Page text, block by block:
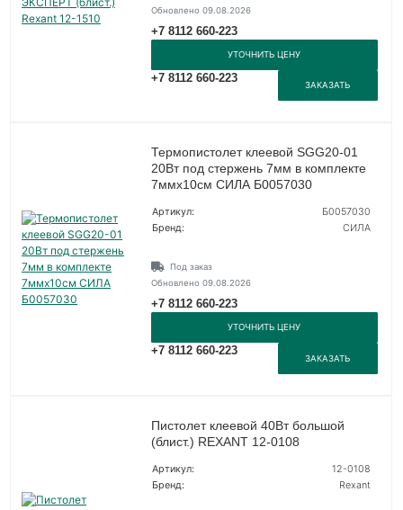
Обновлено 09.08.2026
+7 8112 660-223
УТОЧНИТЬ ЦЕНУ
+7 8112 660-223
ЗАКАЗАТЬ
Термопистолет клеевой SGG20-01
20Вт под стержень 7мм в комплекте
7ммх10см СИЛА Б0057030
Артикул:
Б0057030
Бренд:
СИЛА
Под заказ
Обновлено 09.08.2026
+7 8112 660-223
УТОЧНИТЬ ЦЕНУ
+7 8112 660-223
ЗАКАЗАТЬ
Пистолет клеевой 40Вт большой
(блист.) REXANT 12-0108
Артикул:
12-0108
Бренд:
Rexant